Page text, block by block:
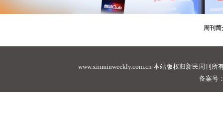
周刊简
www.xinminweekly.com.cn 本站版权归新民周刊所
备案号